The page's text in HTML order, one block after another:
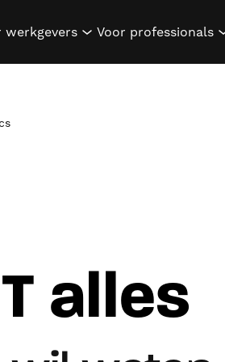
werkgevers show submenu for
Voor professionals
alles